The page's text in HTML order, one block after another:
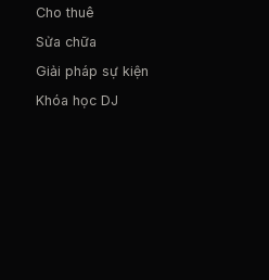
Cho thuê
Sửa chữa
Giải pháp sự kiện
Khóa học DJ